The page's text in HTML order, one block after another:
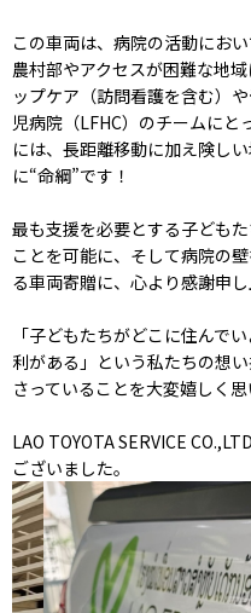
この車両は、病院の活動にお
農村部やアクセスが困難な地
ップケア（訪問看護を含む）
児病院（LFHC）のチームにと
には、長距離移動に加え険し
に“命綱”です！
最も支援を必要とする子ども
ことを可能に、そして病院の
る車両寄贈に、心より感謝申し
「子どもたちがどこに住んで
利がある」という私たちの想
さっていることを大変嬉しく思
LAO TOYOTA SERVICE
ございました。